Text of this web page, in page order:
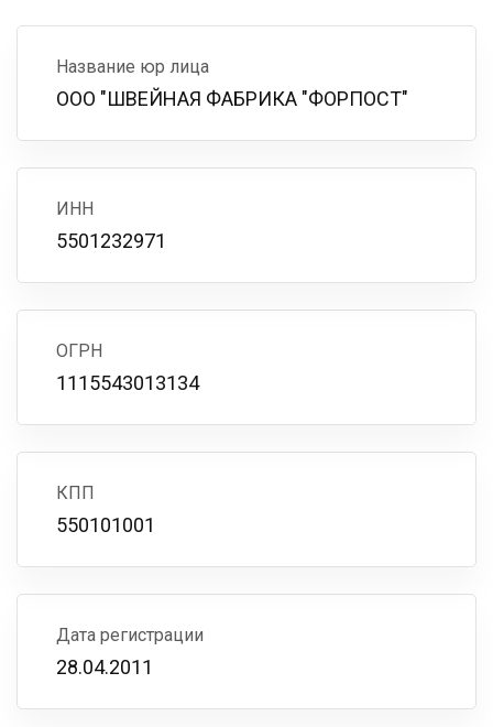
Название юр лица
ООО "ШВЕЙНАЯ ФАБРИКА "ФОРПОСТ"
ИНН
5501232971
ОГРН
1115543013134
КПП
550101001
Дата регистрации
28.04.2011